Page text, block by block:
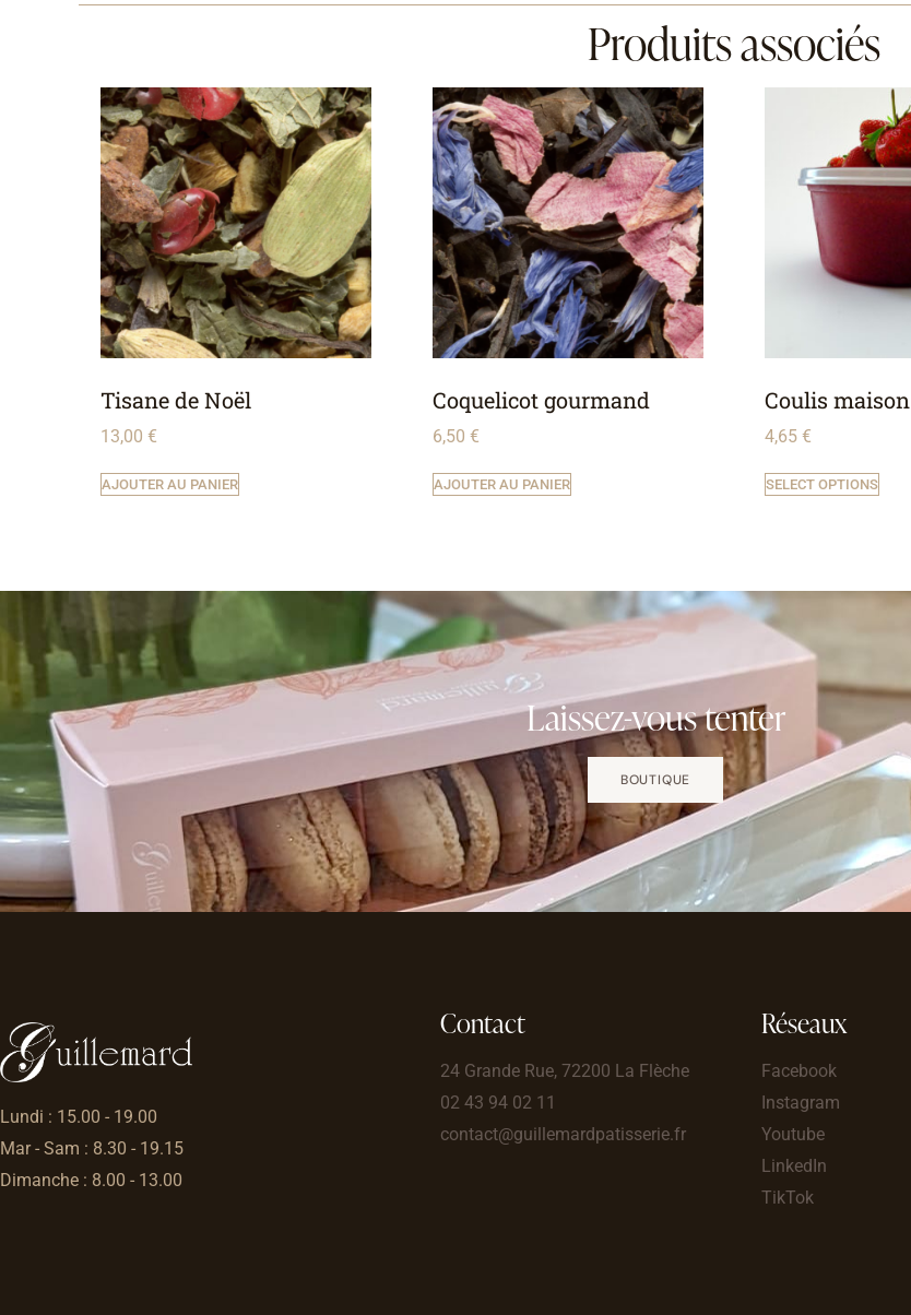
Produits associés
Tisane de Noël
13,00 €
AJOUTER AU PANIER
Coquelicot gourmand
6,50 €
AJOUTER AU PANIER
Coulis maison
4,65 €
SELECT OPTIONS
Laissez-vous tenter
BOUTIQUE
Lundi : 15.00 - 19.00
Mar - Sam : 8.30 - 19.15
Dimanche : 8.00 - 13.00
Contact
24 Grande Rue, 72200 La Flèche
02 43 94 02 11
contact@guillemardpatisserie.fr
Réseaux
Facebook
Instagram
Youtube
LinkedIn
TikTok